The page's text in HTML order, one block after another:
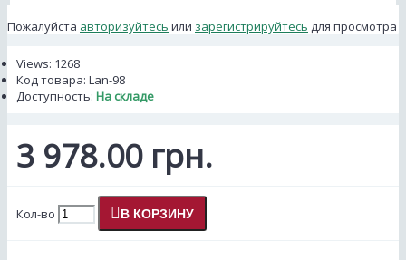
Пожалуйста авторизуйтесь или зарегистрируйтесь для просмотра
Views: 1268
Код товара: Lan-98
Доступность: На складе
3 978.00 грн.
Кол-во В КОРЗИНУ